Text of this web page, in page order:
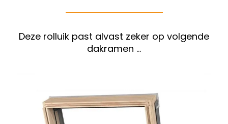
Deze rolluik past alvast zeker op volgende
dakramen …